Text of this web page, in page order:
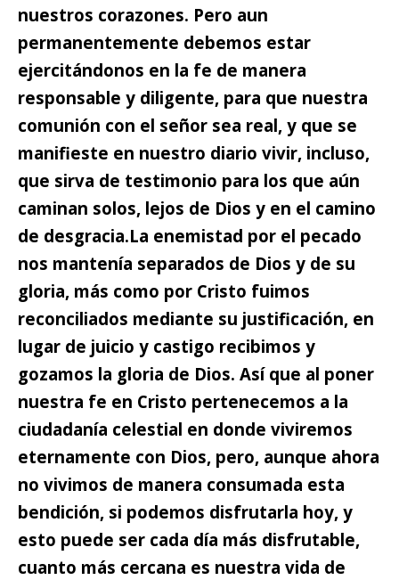
nuestros corazones. Pero aun
permanentemente debemos estar
ejercitándonos en la fe de manera
responsable y diligente, para que nuestra
comunión con el señor sea real, y que se
manifieste en nuestro diario vivir, incluso,
que sirva de testimonio para los que aún
caminan solos, lejos de Dios y en el camino
de desgracia.La enemistad por el pecado
nos mantenía separados de Dios y de su
gloria, más como por Cristo fuimos
reconciliados mediante su justificación, en
lugar de juicio y castigo recibimos y
gozamos la gloria de Dios. Así que al poner
nuestra fe en Cristo pertenecemos a la
ciudadanía celestial en donde viviremos
eternamente con Dios, pero, aunque ahora
no vivimos de manera consumada esta
bendición, si podemos disfrutarla hoy, y
esto puede ser cada día más disfrutable,
cuanto más cercana es nuestra vida de